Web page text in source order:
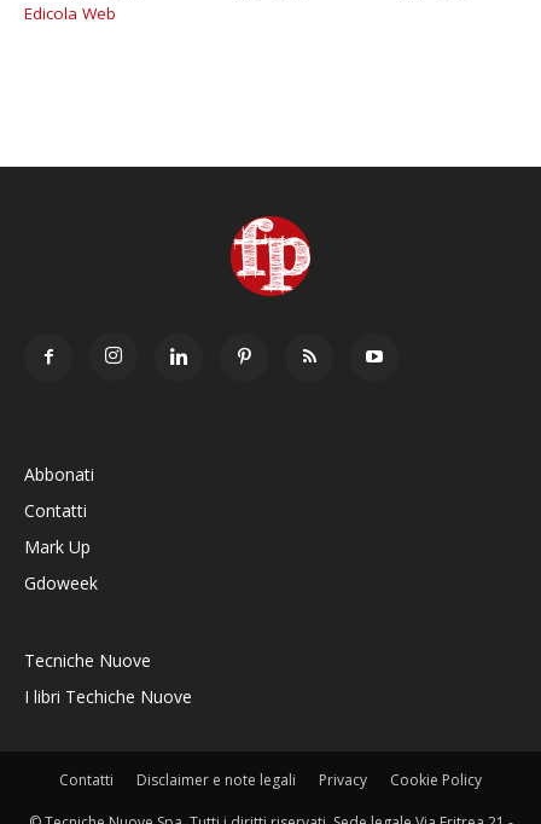
Edicola Web
Abbonati
Contatti
Mark Up
Gdoweek
Tecniche Nuove
I libri Techiche Nuove
Contatti Disclaimer e note legali Privacy Cookie Policy